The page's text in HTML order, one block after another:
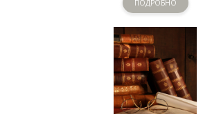
ПОДРОБНО